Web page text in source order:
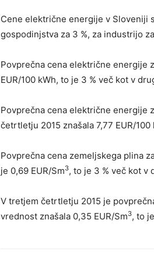
Cene električne energije v Sloveniji
gospodinjstva za 3 %, za industrijo
Povprečna cena električne energije
EUR/100 kWh, to je 3 % več kot v
Povprečna cena električne energije
četrtletju 2015 znašala 7,77 EUR/
Povprečna cena zemeljskega plina
je 0,69 EUR/Sm3, to je 3 % več kot
V tretjem četrtletju 2015 je
vrednost znašala 0,35 EUR/Sm3, to